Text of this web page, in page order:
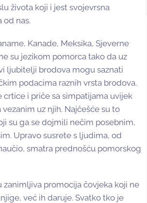
života koji i jest svojevrsna
od nas.
Kanade, Meksika, Sjeverne
su jezikom pomorca tako da uz
ljubitelji brodova mogu saznati
podacima raznih vrsta brodova.
crtice i priče sa simpatijama uvijek
uz njih. Najčešće su to
su ga se dojmili nečim posebnim,
Upravo susrete s ljudima, od
smatra prednošću pomorskog
zanimljiva promocija čovjeka koji ne
već ih daruje. Svatko tko je